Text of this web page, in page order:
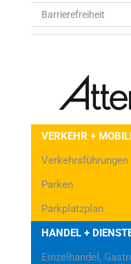
Barrierefreiheit
VERKEHR +
Verkehrsführungen
Parken
Parkplatzplan
HANDEL +
Einzelhandel,